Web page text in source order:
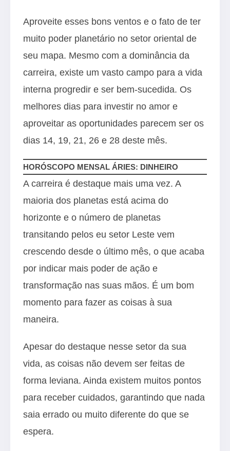
Aproveite esses bons ventos e o fato de ter
muito poder planetário no setor oriental de
seu mapa. Mesmo com a dominância da
carreira, existe um vasto campo para a vida
interna progredir e ser bem-sucedida. Os
melhores dias para investir no amor e
aproveitar as oportunidades parecem ser os
dias 14, 19, 21, 26 e 28 deste mês.
HORÓSCOPO MENSAL ÁRIES: DINHEIRO
A carreira é destaque mais uma vez. A
maioria dos planetas está acima do
horizonte e o número de planetas
transitando pelos eu setor Leste vem
crescendo desde o último mês, o que acaba
por indicar mais poder de ação e
transformação nas suas mãos. É um bom
momento para fazer as coisas à sua
maneira.
Apesar do destaque nesse setor da sua
vida, as coisas não devem ser feitas de
forma leviana. Ainda existem muitos pontos
para receber cuidados, garantindo que nada
saia errado ou muito diferente do que se
espera.